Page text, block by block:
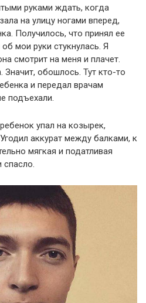
руками ждать, когда
на улицу ногами вперед,
Получилось, что принял ее
мои руки стукнулась. Я
смотрит на меня и плачет.
Значит, обошлось. Тут кто-то
и передал врачам
подъехали.
упал на козырек,
аккурат между балками, к
мягкая и податливая
спасло.